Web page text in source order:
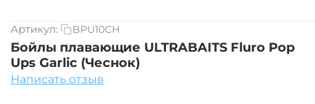
Артикул: BPU10CH
Бойлы плавающие ULTRABAITS Fluro Pop
Ups Garlic (Чеснок)
Написать отзыв